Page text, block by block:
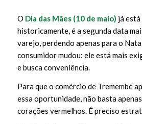
O Dia das Mães (10 de maio) já
historicamente, é a segunda data
varejo, perdendo apenas para o
consumidor mudou: ele está mais
e busca conveniência.
Para que o comércio de Tremembé
essa oportunidade, não basta
corações vermelhos. É preciso